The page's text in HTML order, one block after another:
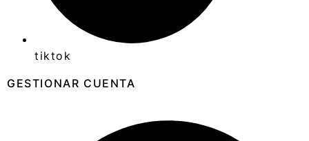
tiktok
GESTIONAR CUENTA